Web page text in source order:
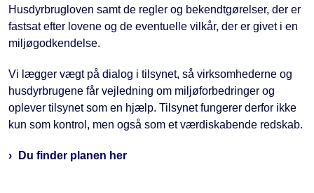
Husdyrbrugloven samt de regler og bekendtgørelser, der er
fastsat efter lovene og de eventuelle vilkår, der er givet i en
miljøgodkendelse.
Vi lægger vægt på dialog i tilsynet, så virksomhederne og
husdyrbrugene får vejledning om miljøforbedringer og
oplever tilsynet som en hjælp. Tilsynet fungerer derfor ikke
kun som kontrol, men også som et værdiskabende redskab.
Du finder planen her